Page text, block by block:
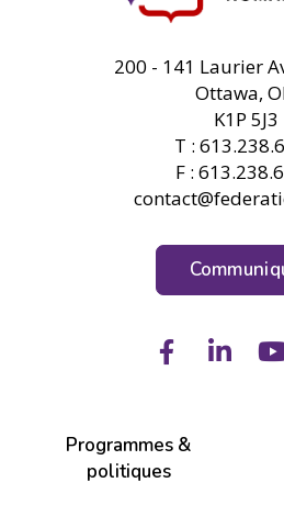
200 - 141 Laurier
Ottawa,
K1P 5J3
T :
F :
Facebook
Programmes &
politiques